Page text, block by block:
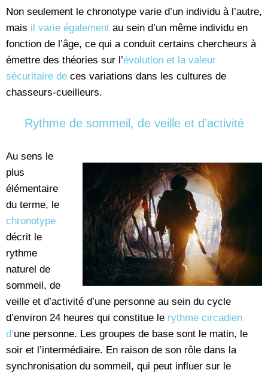
Non seulement le chronotype varie d’un individu à l’autre,
mais il varie également au sein d’un même individu en
fonction de l’âge, ce qui a conduit certains chercheurs à
émettre des théories sur l’évolution et la valeur
sécuritaire de ces variations dans les cultures de
chasseurs-cueilleurs.
Rythme de sommeil, de veille et d’activité
Au sens le
plus
élémentaire
du terme, le
chronotype
décrit le
rythme
naturel de
sommeil, de
veille et d’activité d’une personne au sein du cycle
d’environ 24 heures qui constitue le rythme circadien
d’une personne. Les groupes de base sont le matin, le
soir et l’intermédiaire. En raison de son rôle dans la
synchronisation du sommeil, qui peut influer sur le